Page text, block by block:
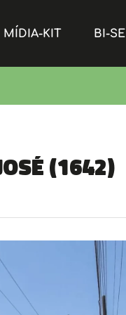
MÍDIA-KIT BI-
(1642)